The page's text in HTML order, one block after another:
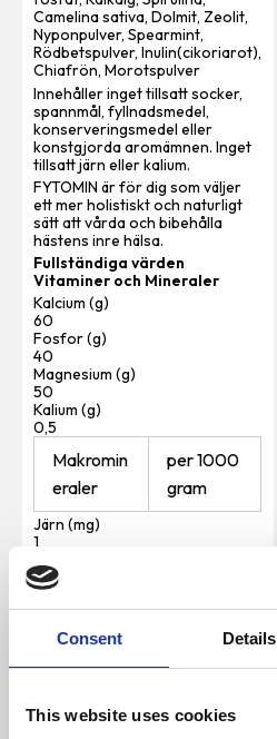
Consent Details
This website uses cookies
Camelina sativa, Dolmit, Zeolit,
Nyponpulver, Spearmint,
Rödbetspulver, Inulin(cikoriarot),
Chiafrön, Morotspulver
Innehåller inget tillsatt socker,
spannmål, fyllnadsmedel,
konserveringsmedel eller
konstgjorda aromämnen. Inget
tillsatt järn eller kalium.
FYTOMIN är för dig som väljer
ett mer holistiskt och naturligt
sätt att vårda och bibehålla
hästens inre hälsa.
Fullständiga värden
Vitaminer och Mineraler
Kalcium (g)
60
Fosfor (g)
40
Magnesium (g)
50
Kalium (g)
0,5
Makromin
eraler
per 1000
gram
Järn (mg)
1
1000
Mangan (mg)
500
Zink (mg)
4000
Krom (mg)
10